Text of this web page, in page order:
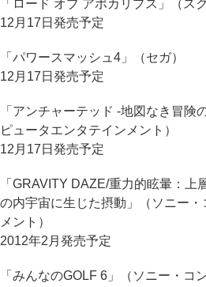
「ロード オブ アポカリプス」（ス
12月17日発売予定
「パワースマッシュ4」（セガ）
12月17日発売予定
「アンチャーテッド -地図なき冒険
ピュータエンタテインメント）
12月17日発売予定
「GRAVITY DAZE/重力的眩暈：上
の内宇宙に生じた摂動」（ソニー
メント）
2012年2月発売予定
「みんなのGOLF 6」（ソニー・コ